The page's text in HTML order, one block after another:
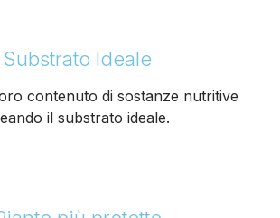
Substrato Ideale
contenuto di sostanze nutritive
il substrato ideale.